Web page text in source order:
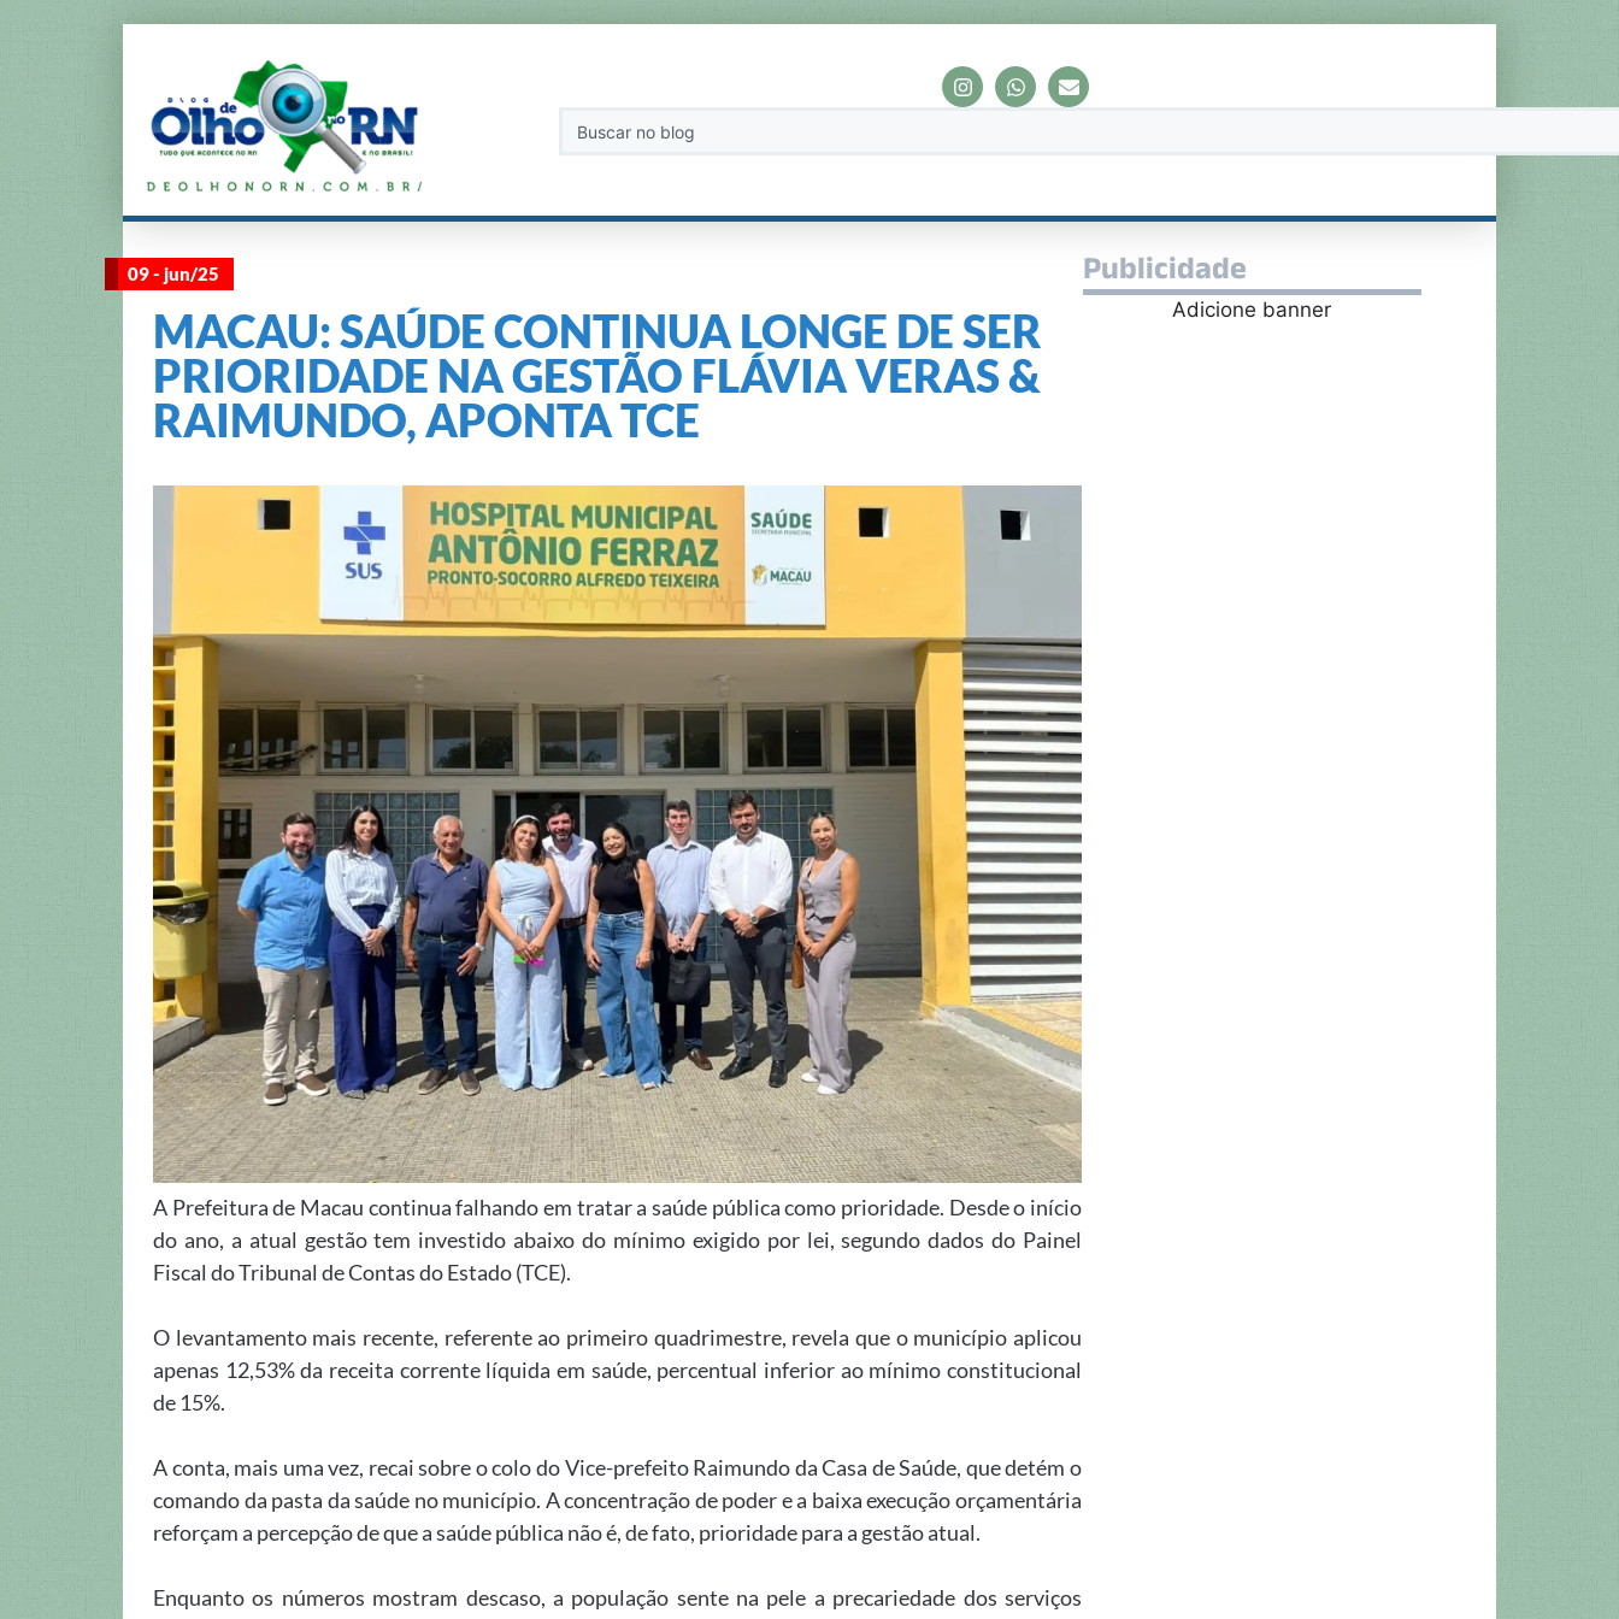
09 - jun/25
MACAU: SAÚDE CONTINUA LONGE DE SER
PRIORIDADE NA GESTÃO FLÁVIA VERAS &
RAIMUNDO, APONTA TCE
A Prefeitura de Macau continua falhando em tratar a saúde pública como prioridade. Desde o início
do ano, a atual gestão tem investido abaixo do mínimo exigido por lei, segundo dados do Painel
Fiscal do Tribunal de Contas do Estado (TCE).
O levantamento mais recente, referente ao primeiro quadrimestre, revela que o município aplicou
apenas 12,53% da receita corrente líquida em saúde, percentual inferior ao mínimo constitucional
de 15%.
A conta, mais uma vez, recai sobre o colo do Vice-prefeito Raimundo da Casa de Saúde, que detém o
comando da pasta da saúde no município. A concentração de poder e a baixa execução orçamentária
reforçam a percepção de que a saúde pública não é, de fato, prioridade para a gestão atual.
Enquanto os números mostram descaso, a população sente na pele a precariedade dos serviços
Publicidade
Adicione banner